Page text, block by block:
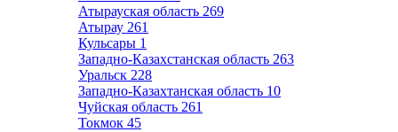
Атырауская область 269
Атырау 261
Кульсары 1
Западно-Казахстанская область 263
Уральск 228
Западно-Казахтанская область 10
Чуйская область 261
Токмок 45